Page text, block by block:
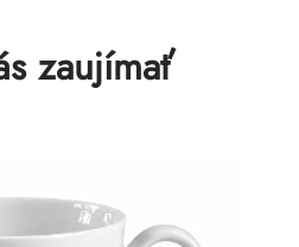
zaujímať